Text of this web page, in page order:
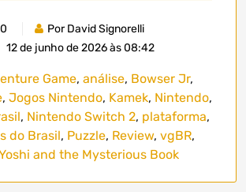
0
Por David Signorelli
12 de junho de 2026 às 08:42
Game, análise, Bowser Jr,
, Jogos Nintendo, Kamek, Nintendo,
, Nintendo Switch 2, plataforma,
do Brasil, Puzzle, Review, vgBR,
and the Mysterious Book